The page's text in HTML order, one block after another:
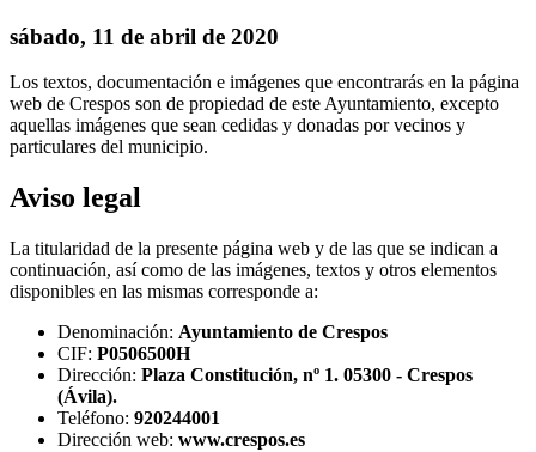
sábado, 11 de abril de 2020
Los textos, documentación e imágenes que encontrarás en la página
web de Crespos son de propiedad de este Ayuntamiento, excepto
aquellas imágenes que sean cedidas y donadas por vecinos y
particulares del municipio.
Aviso legal
La titularidad de la presente página web y de las que se indican a
continuación, así como de las imágenes, textos y otros elementos
disponibles en las mismas corresponde a:
Denominación: Ayuntamiento de Crespos
CIF: P0506500H
Dirección: Plaza Constitución, nº 1. 05300 - Crespos
(Ávila).
Teléfono: 920244001
Dirección web: www.crespos.es